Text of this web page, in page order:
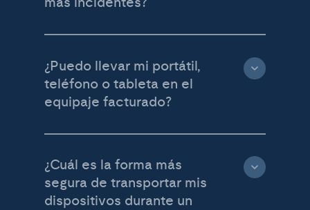
más incidentes?
¿Puedo llevar mi portátil,
teléfono o tableta en el
equipaje facturado?
¿Cuál es la forma más
segura de transportar mis
dispositivos durante un